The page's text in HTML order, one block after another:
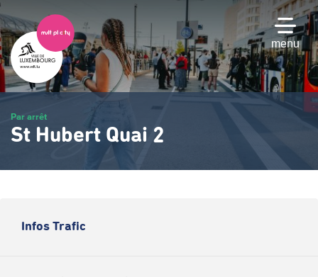
Passer
au
contenu
principal
menu
Par arrêt
St Hubert Quai 2
Infos Trafic